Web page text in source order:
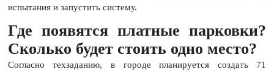
испытания и запустить систему.
Где появятся платные парковки?
Сколько будет стоить одно место?
Согласно техзаданию, в городе планируется создать 71